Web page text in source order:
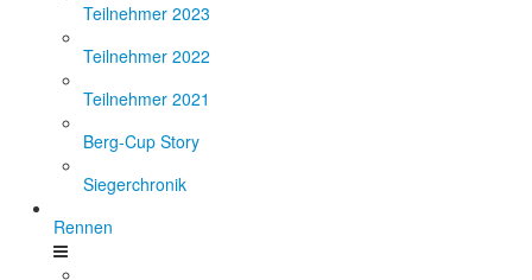
Teilnehmer 2023
Teilnehmer 2022
Teilnehmer 2021
Berg-Cup Story
Siegerchronik
Rennen